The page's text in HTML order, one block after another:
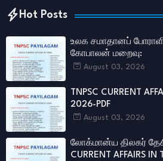
Hot Posts
உலக சமாதானப்
கோபாலன் மறைவு:
August 03, 2026
TNPSC CURRENT
2026-PDF
August 03, 2026
லோக்மான்ய திலகர்